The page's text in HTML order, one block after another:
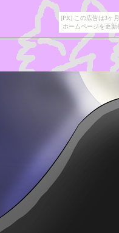
[PR] この広告は3ヶ
ホームページを更